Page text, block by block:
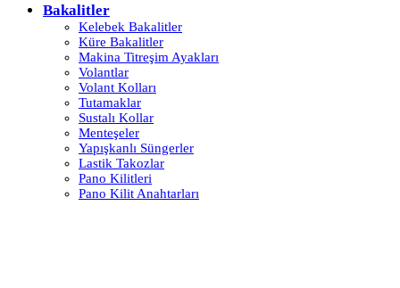
Bakalitler
Kelebek Bakalitler
Küre Bakalitler
Makina Titreşim Ayakları
Volantlar
Volant Kolları
Tutamaklar
Sustalı Kollar
Menteşeler
Yapışkanlı Süngerler
Lastik Takozlar
Pano Kilitleri
Pano Kilit Anahtarları